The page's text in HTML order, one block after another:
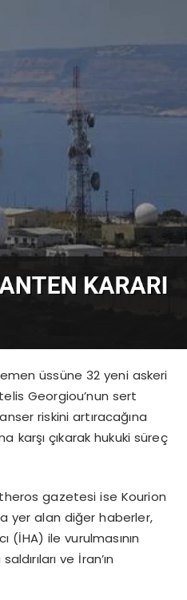
üssüne 32 yeni askeri
Georgiou’nun sert
riskini artıracağına
karşı çıkarak hukuki süreç
gazetesi ise Kourion
yer alan diğer haberler,
(İHA) ile vurulmasının
ve İran’ın